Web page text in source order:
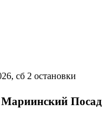
сб 2 остановки
Мариинский Посад